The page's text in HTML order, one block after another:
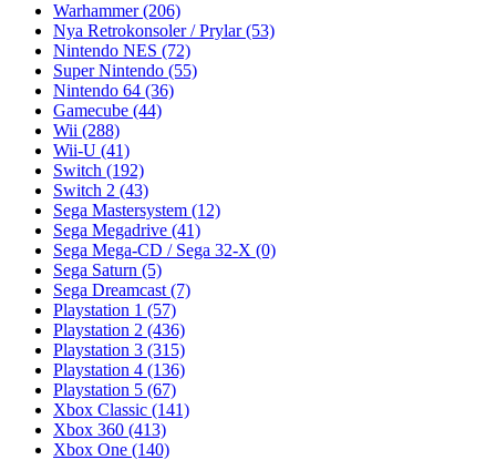
Warhammer(206)
Nya Retrokonsoler / Prylar(53)
Nintendo NES (72)
Super Nintendo (55)
Nintendo 64 (36)
Gamecube (44)
Wii (288)
Wii-U (41)
Switch (192)
Switch 2 (43)
Sega Mastersystem (12)
Sega Megadrive (41)
Sega Mega-CD / Sega 32-X (0)
Sega Saturn (5)
Sega Dreamcast (7)
Playstation 1 (57)
Playstation 2 (436)
Playstation 3 (315)
Playstation 4 (136)
Playstation 5 (67)
Xbox Classic (141)
Xbox 360 (413)
Xbox One (140)